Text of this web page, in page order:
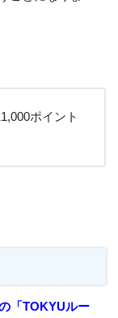
ポイント
「TOKYUルー